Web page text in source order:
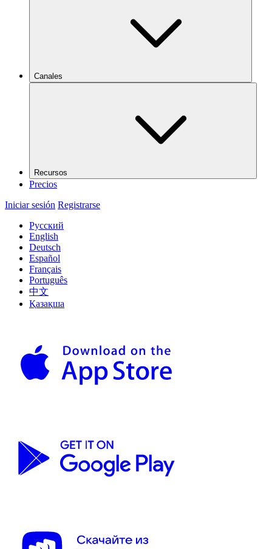
Canales
Recursos
Precios
Iniciar sesión Registrarse
Русский
English
Deutsch
Español
Français
Português
中文
Қазақша